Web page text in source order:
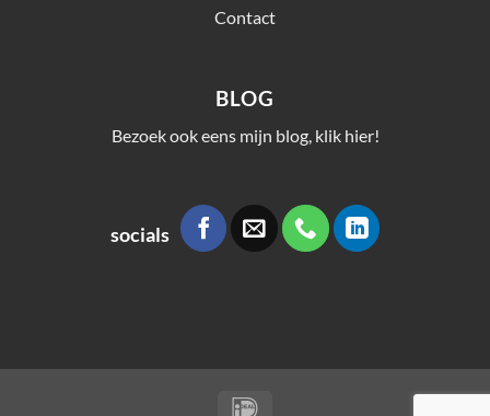
Contact
BLOG
Bezoek ook eens mijn blog, klik hier!
socials